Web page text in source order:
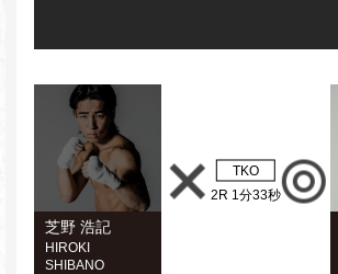
芝野 浩記
HIROKI
SHIBANO
TKO
2R 1分33秒